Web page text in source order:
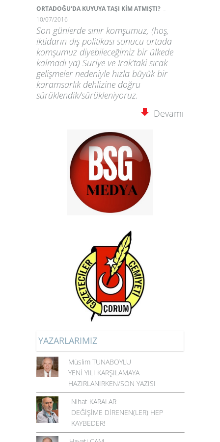
ORTADOĞU'DA KUYUYA TAŞI KİM ATMIŞTI? -
10/07/2016
Son günlerde sınır komşumuz, (hoş,
iktidarın dış politikası sonucu ortada
komşumuz diyebileceğimiz bir ülkede
kalmadı ya) Suriye ve Irak’taki sıcak
gelişmeler nedeniyle hızla büyük bir
karamsarlık dehlizine doğru
sürüklendik/sürükleniyoruz.
Devamı
YAZARLARIMIZ
Müslim TUNABOYLU
YENİ YILI KARŞILAMAYA
HAZIRLANIRKEN/SON YAZISI
Nihat KARALAR
DEĞİŞİME DİRENEN(LER) HEP
KAYBEDER!